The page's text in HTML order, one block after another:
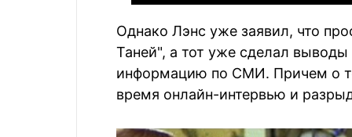
Однако Лэнс уже заявил, что
Таней", а тот уже сделал
информацию по СМИ. Причем о
время онлайн-интервью и